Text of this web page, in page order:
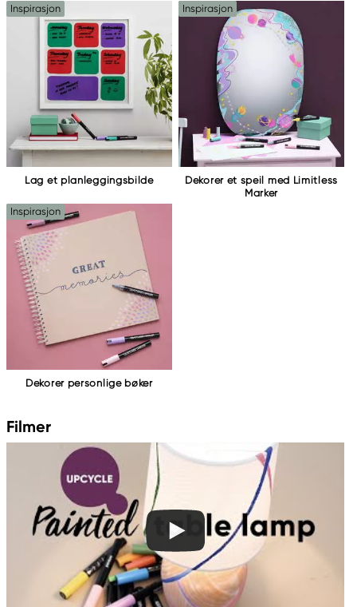
+46 (04) 22 30 70
Inspirasjon
Lag et planleggingsbilde
Inspirasjon
Dekorer et speil med Limitless
Marker
Inspirasjon
Dekorer personlige bøker
Filmer